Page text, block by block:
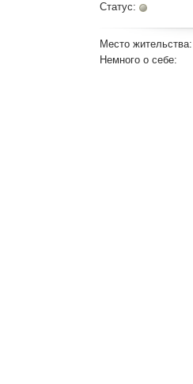
Статус:
Место жительства:
Немного о себе: